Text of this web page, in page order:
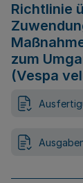
Richtlinie
zum
(Vespa